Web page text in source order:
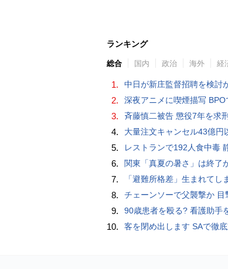
ランキング
総合 国内 政治 海外 経
1. 中日が新庄監督招聘を検討
2. 深夜アニメに喫煙描写 BPO
3. 斉藤慎二被告 懲役7年を求刑
4. 大量注文キャンセル43億円
5. レストランで192人食中毒
6. 関東「真夏の暑さ」は終了
7. 「避難所格差」生まれてし
8. チェーンソーで父襲撃か 目
9. 90歳患者を殴る? 看護助手
10. 客を閉め出します SAで徹